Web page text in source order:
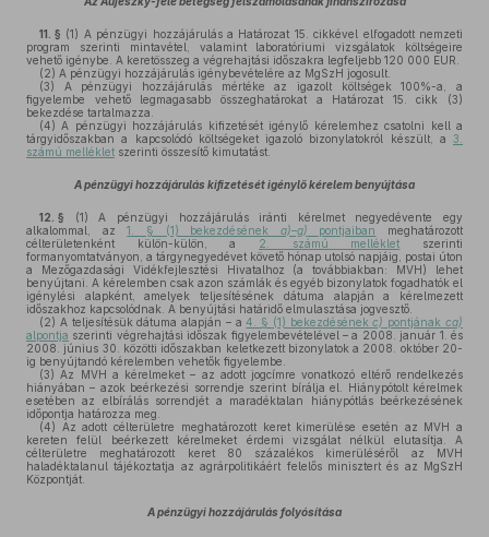
11. § (1) A pénzügyi hozzájárulás a Határozat 15. cikkével elfogadott nemzeti
program szerinti mintavétel, valamint laboratóriumi vizsgálatok költségeire
vehető igénybe. A keretösszeg a végrehajtási időszakra legfeljebb 120 000 EUR.
(2) A pénzügyi hozzájárulás igénybevételére az MgSzH jogosult.
(3) A pénzügyi hozzájárulás mértéke az igazolt költségek 100%-a, a
figyelembe vehető legmagasabb összeghatárokat a Határozat 15. cikk (3)
bekezdése tartalmazza.
(4) A pénzügyi hozzájárulás kifizetését igénylő kérelemhez csatolni kell a
tárgyidőszakban a kapcsolódó költségeket igazoló bizonylatokról készült, a 3.
számú melléklet szerinti összesítő kimutatást.
A pénzügyi hozzájárulás kifizetését igénylő kérelem benyújtása
12. § (1) A pénzügyi hozzájárulás iránti kérelmet negyedévente egy
alkalommal, az1. § (1) bekezdésének a)–g) pontjaiban
meghatározott
célterületenként külön-külön, a 2. számú melléklet szerinti
formanyomtatványon, a tárgynegyedévet követő hónap utolsó napjáig, postai úton
a Mezőgazdasági Vidékfejlesztési Hivatalhoz (a továbbiakban: MVH) lehet
benyújtani. A kérelemben csak azon számlák és egyéb bizonylatok fogadhatók el
igénylési alapként, amelyek teljesítésének dátuma alapján a kérelmezett
időszakhoz kapcsolódnak. A benyújtási határidő elmulasztása jogvesztő.
(2) A teljesítésük dátuma alapján – a4. § (1) bekezdésénekc) pontjánakca)
alpontja szerinti végrehajtási időszak figyelembevételével – a 2008. január 1. és
2008. június 30. közötti időszakban keletkezett bizonylatok a 2008. október 20-
ig benyújtandó kérelemben vehetők figyelembe.
(3) Az MVH a kérelmeket – az adott jogcímre vonatkozó eltérő rendelkezés
hiányában – azok beérkezési sorrendje szerint bírálja el. Hiánypótolt kérelmek
esetében az elbírálás sorrendjét a maradéktalan hiánypótlás beérkezésének
időpontja határozza meg.
(4) Az adott célterületre meghatározott keret kimerülése esetén az MVH a
kereten felül beérkezett kérelmeket érdemi vizsgálat nélkül elutasítja. A
célterületre meghatározott keret 80 százalékos kimerüléséről az MVH
haladéktalanul tájékoztatja az agrárpolitikáért felelős minisztert és az MgSzH
Központját.
A pénzügyi hozzájárulás folyósítása